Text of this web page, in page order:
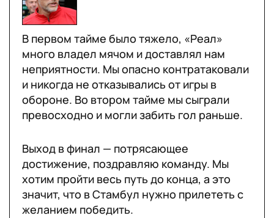
В первом тайме было тяжело, «Реал»
много владел мячом и доставлял нам
неприятности. Мы опасно контратаковали
и никогда не отказывались от игры в
обороне. Во втором тайме мы сыграли
превосходно и могли забить гол раньше.
Выход в финал — потрясающее
достижение, поздравляю команду. Мы
хотим пройти весь путь до конца, а это
значит, что в Стамбул нужно прилететь с
желанием победить.